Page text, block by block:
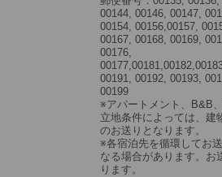
00144, 00146, 00147,
00154, 00156,00157,
00167, 00168, 00169,
00176,
00191, 00192, 00193,
00199
※アパートメント、B&B
立地条件によっては、
のお送りとなります。
※各宿泊先を循環してお
なる場合があります。お
ります。